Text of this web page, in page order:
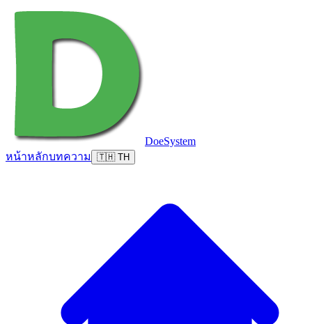
DoeSystem
หน้าหลักบทความ 🇹🇭 TH